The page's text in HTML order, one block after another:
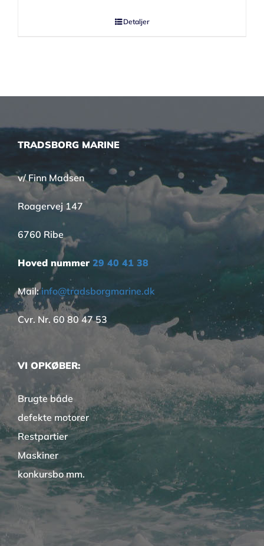
Detaljer
TRADSBORG MARINE
v/ Finn Madsen
Roagervej 147
6760 Ribe
Hoved nummer 29 40 41 38
Mail:info@tradsborgmarine.dk
Cvr. Nr. 60 80 47 53
VI OPKØBER:
Brugte både
defekte motorer
Restpartier
Maskiner
konkursbo mm.